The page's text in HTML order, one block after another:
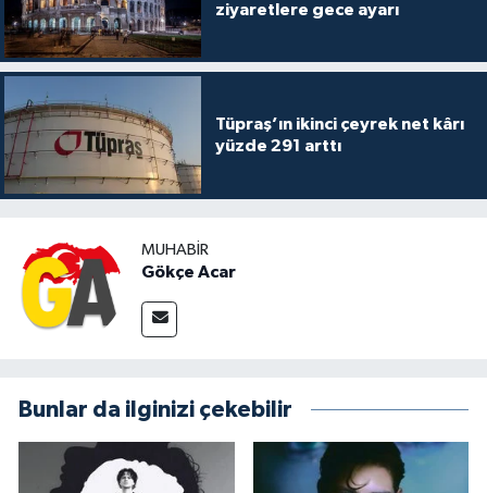
ziyaretlere gece ayarı
Tüpraş’ın ikinci çeyrek net kârı
yüzde 291 arttı
MUHABIR
Gökçe Acar
Bunlar da ilginizi çekebilir